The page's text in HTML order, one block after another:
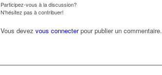
Participez-vous à la discussion?
N'hésitez pas à contribuer!
Vous devez vous connecterpour publier un commentaire.